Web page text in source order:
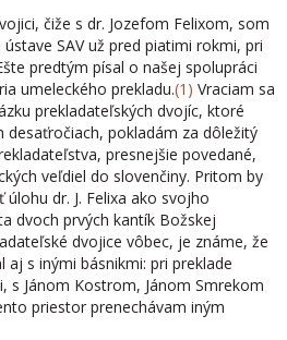
čiže s dr. Jozefom Felixom, som
SAV už pred piatimi rokmi, pri
predtým písal o našej spolupráci
umeleckého pre­kladu.(1) Vraciam sa
prekladateľských dvojíc, ktoré
desaťročiach, pokladám za dôležitý
presnejšie povedané,
veľdiel do slovenčiny. Pritom by
dr. J. Felixa ako svoj­ho
dvoch prvých kantík Božskej
dvojice vôbec, je známe, že
aj s iný­mi básnikmi: pri preklade
s Jánom Kostrom, Jánom Smrekom
priestor prenechávam iným